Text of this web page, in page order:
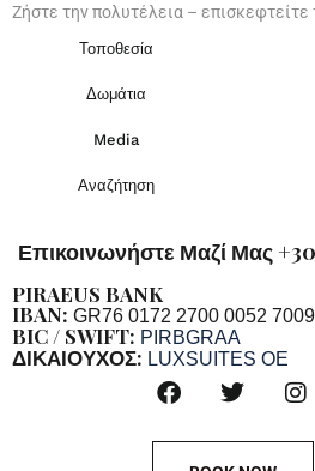
Ζήστε την πολυτέλεια – επισκεφτείτε
Τοποθεσία
Δωμάτια
Media
Αναζήτηση
Επικοινωνήστε Μαζί Μας
PIRAEUS BANK
IBAN: GR76 0172 2700 0052
BIC / SWIFT: PIRBGRAA
ΔΙΚΑΙΟΥΧΟΣ: LUXSUITES OE